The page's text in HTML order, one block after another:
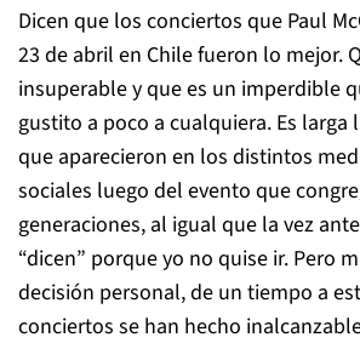
Dicen que los conciertos que Paul
23 de abril en Chile fueron lo mejor.
insuperable y que es un imperdible
gustito a poco a cualquiera. Es larga
que aparecieron en los distintos
sociales luego del evento que
generaciones, al igual que la vez
“dicen” porque yo no quise ir. Pero
decisión personal, de un tiempo a
conciertos se han hecho